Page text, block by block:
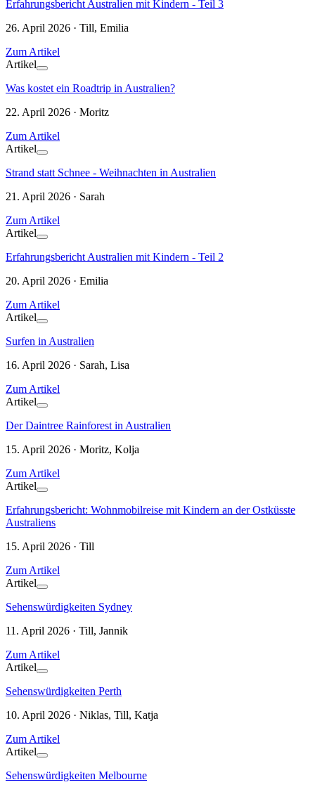
Erfahrungsbericht Australien mit Kindern - Teil 3
26. April 2026 · Till, Emilia
Zum Artikel
Artikel
Was kostet ein Roadtrip in Australien?
22. April 2026 · Moritz
Zum Artikel
Artikel
Strand statt Schnee - Weihnachten in Australien
21. April 2026 · Sarah
Zum Artikel
Artikel
Erfahrungsbericht Australien mit Kindern - Teil 2
20. April 2026 · Emilia
Zum Artikel
Artikel
Surfen in Australien
16. April 2026 · Sarah, Lisa
Zum Artikel
Artikel
Der Daintree Rainforest in Australien
15. April 2026 · Moritz, Kolja
Zum Artikel
Artikel
Erfahrungsbericht: Wohnmobilreise mit Kindern an der Ostküsste
Australiens
15. April 2026 · Till
Zum Artikel
Artikel
Sehenswürdigkeiten Sydney
11. April 2026 · Till, Jannik
Zum Artikel
Artikel
Sehenswürdigkeiten Perth
10. April 2026 · Niklas, Till, Katja
Zum Artikel
Artikel
Sehenswürdigkeiten Melbourne